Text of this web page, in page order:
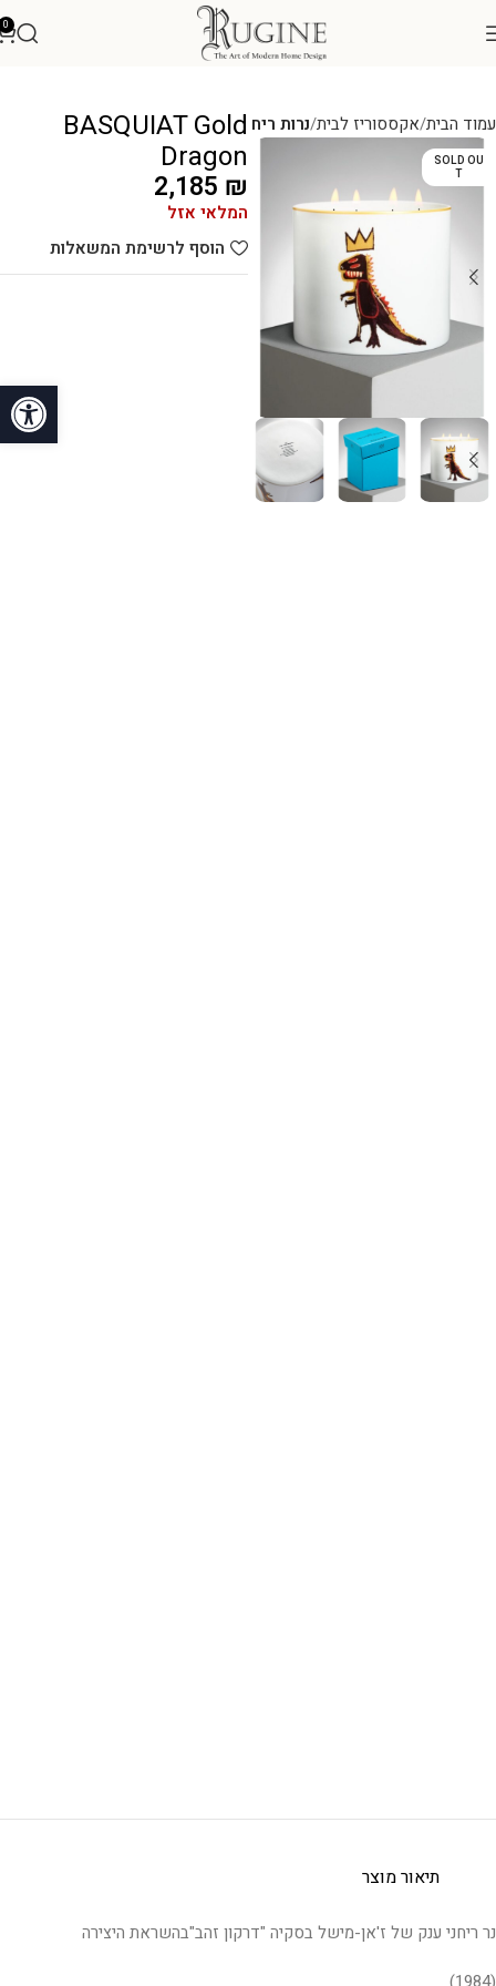
פתח
0
עמוד הבית אקססוריז לבית נרות ריח
SOLD OU
T
BASQUIAT Gold
Dragon
2,185 ₪
המלאי אזל
הוסף לרשימת המשאלות
תיאור מוצר
נר ריחני ענק של ז'אן-מישל בסקיה "דרקון זהב"בהשראת היצירה
(1984)